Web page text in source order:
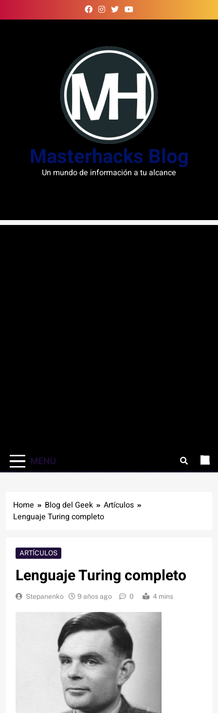
to
Masterhacks Blog
Un mundo de información a tu alcance
MENU
Home Blog del Geek
Artículos
Lenguaje Turing completo
ARTÍCULOS
Lenguaje Turing completo
Stepanenko 9 años ago 0 4 mins